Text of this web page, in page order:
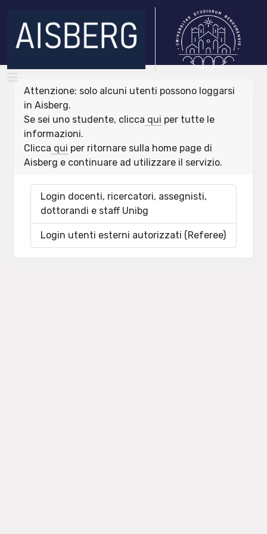
Attenzione: solo alcuni utenti possono loggarsi
in Aisberg.
Se sei uno studente, clicca qui per tutte le
informazioni.
Clicca qui per ritornare sulla home page di
Aisberg e continuare ad utilizzare il servizio.
Login docenti, ricercatori, assegnisti,
dottorandi e staff Unibg
Login utenti esterni autorizzati (Referee)